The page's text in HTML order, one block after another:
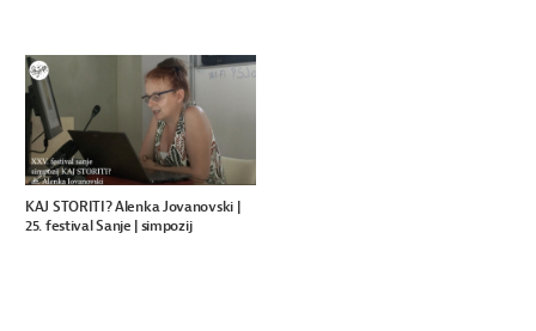
KAJ STORITI? Alenka Jovanovski |
25. festival Sanje | simpozij